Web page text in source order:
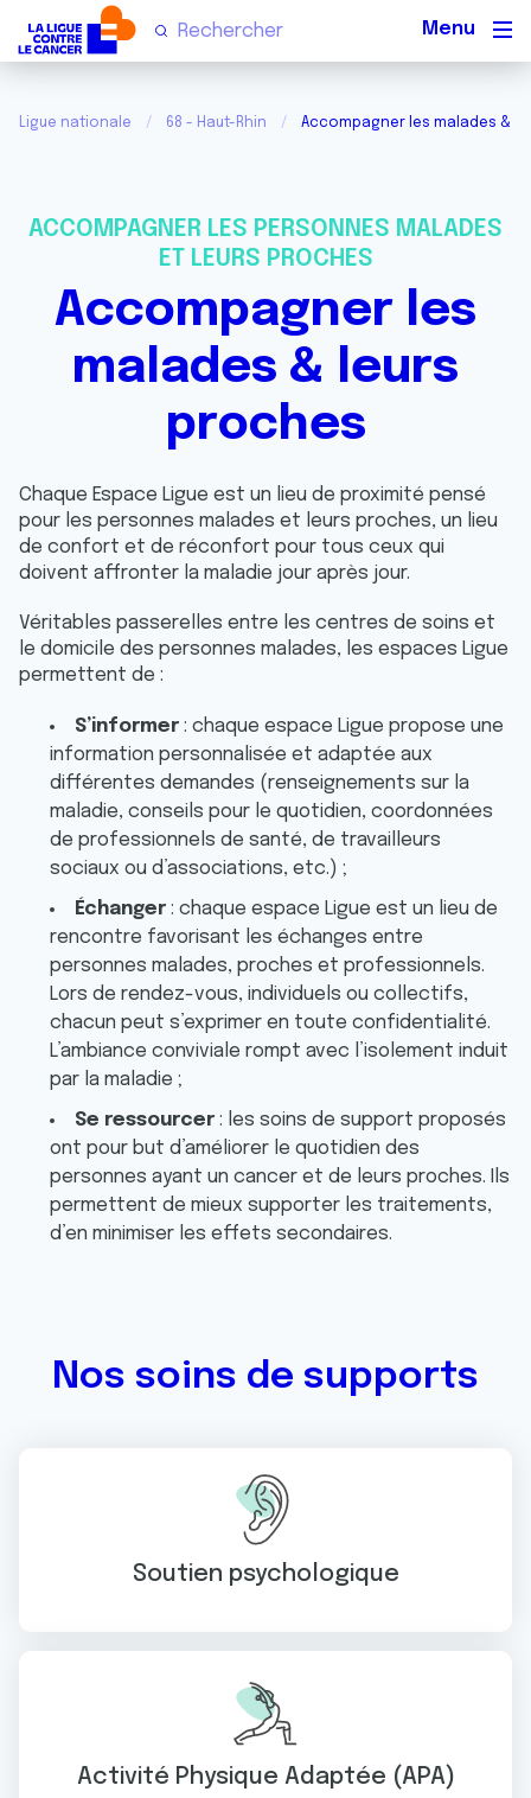
Ligue nationale 68 - Haut-Rhin Accompagner les malades &
ACCOMPAGNER LES PERSONNES MALADES
ET LEURS PROCHES
Accompagner les
malades & leurs
proches
Chaque Espace Ligue est un lieu de proximité pensé
pour les personnes malades et leurs proches, un lieu
de confort et de réconfort pour tous ceux qui
doivent affronter la maladie jour après jour.
Véritables passerelles entre les centres de soins et
le domicile des personnes malades, les espaces Ligue
permettent de :
S’informer : chaque espace Ligue propose une
information personnalisée et adaptée aux
différentes demandes (renseignements sur la
maladie, conseils pour le quotidien, coordonnées
de professionnels de santé, de travailleurs
sociaux ou d’associations, etc.) ;
Échanger : chaque espace Ligue est un lieu de
rencontre favorisant les échanges entre
personnes malades, proches et professionnels.
Lors de rendez-vous, individuels ou collectifs,
chacun peut s’exprimer en toute confidentialité.
L’ambiance conviviale rompt avec l’isolement induit
par la maladie ;
Se ressourcer : les soins de support proposés
ont pour but d’améliorer le quotidien des
personnes ayant un cancer et de leurs proches. Ils
permettent de mieux supporter les traitements,
d’en minimiser les effets secondaires.
Nos soins de supports
Soutien psychologique
Activité Physique Adaptée (APA)